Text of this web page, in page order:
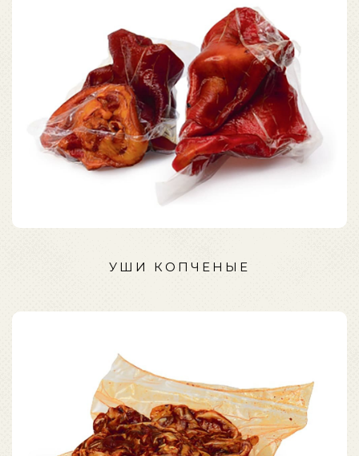
УШИ КОПЧЕНЫЕ